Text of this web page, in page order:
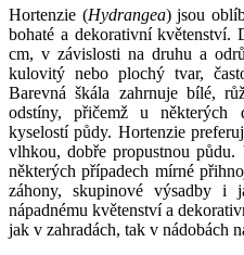
Hortenzie (Hydrangea) jsou
bohaté a dekorativní
cm, v závislosti na druhu a
kulovitý nebo plochý tvar,
Barevná škála zahrnuje bílé,
odstíny, přičemž u
kyselostí půdy. Hortenzie
vlhkou, dobře propustnou
některých případech mírné
záhony, skupinové výsadby i
nápadnému květenství a
jak v zahradách, tak v nádobách